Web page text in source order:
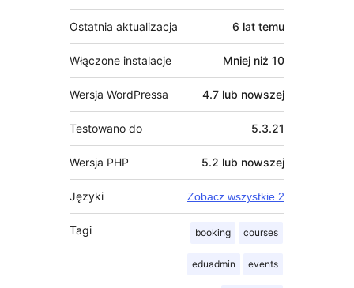
Ostatnia aktualizacja 6 lat temu
Włączone instalacje Mniej niż 10
Wersja WordPressa 4.7 lub nowszej
Testowano do 5.3.21
Wersja PHP 5.2 lub nowszej
Języki Zobacz wszystkie 2
Tagi booking courses
eduadmin events